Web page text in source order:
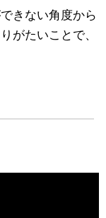
きない角度から
がたいことで、